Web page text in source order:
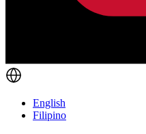
English
Filipino